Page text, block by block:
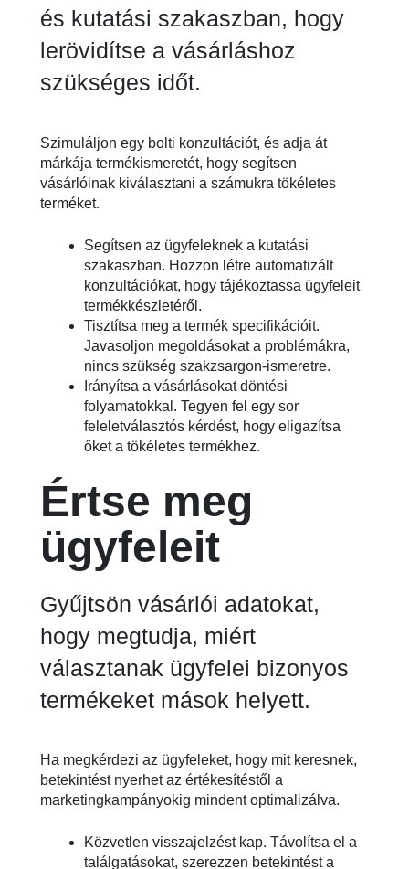
és kutatási szakaszban, hogy
lerövidítse a vásárláshoz
szükséges időt.
Szimuláljon egy bolti konzultációt, és adja át
márkája termékismeretét, hogy segítsen
vásárlóinak kiválasztani a számukra tökéletes
terméket.
Segítsen az ügyfeleknek a kutatási
szakaszban. Hozzon létre automatizált
konzultációkat, hogy tájékoztassa ügyfeleit
termékkészletéről.
Tisztítsa meg a termék specifikációit.
Javasoljon megoldásokat a problémákra,
nincs szükség szakzsargon-ismeretre.
Irányítsa a vásárlásokat döntési
folyamatokkal. Tegyen fel egy sor
feleletválasztós kérdést, hogy eligazítsa
őket a tökéletes termékhez.
Értse meg
ügyfeleit
Gyűjtsön vásárlói adatokat,
hogy megtudja, miért
választanak ügyfelei bizonyos
termékeket mások helyett.
Ha megkérdezi az ügyfeleket, hogy mit keresnek,
betekintést nyerhet az értékesítéstől a
marketingkampányokig mindent optimalizálva.
Közvetlen visszajelzést kap. Távolítsa el a
találgatásokat, szerezzen betekintést a